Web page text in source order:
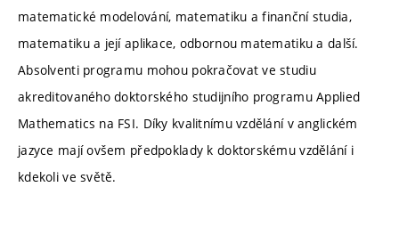
matematické modelování, matematiku a finanční studia,
matematiku a její aplikace, odbornou matematiku a další.
Absolventi programu mohou pokračovat ve studiu
akreditovaného doktorského studijního programu Applied
Mathematics na FSI. Díky kvalitnímu vzdělání v anglickém
jazyce mají ovšem předpoklady k doktorskému vzdělání i
kdekoli ve světě.